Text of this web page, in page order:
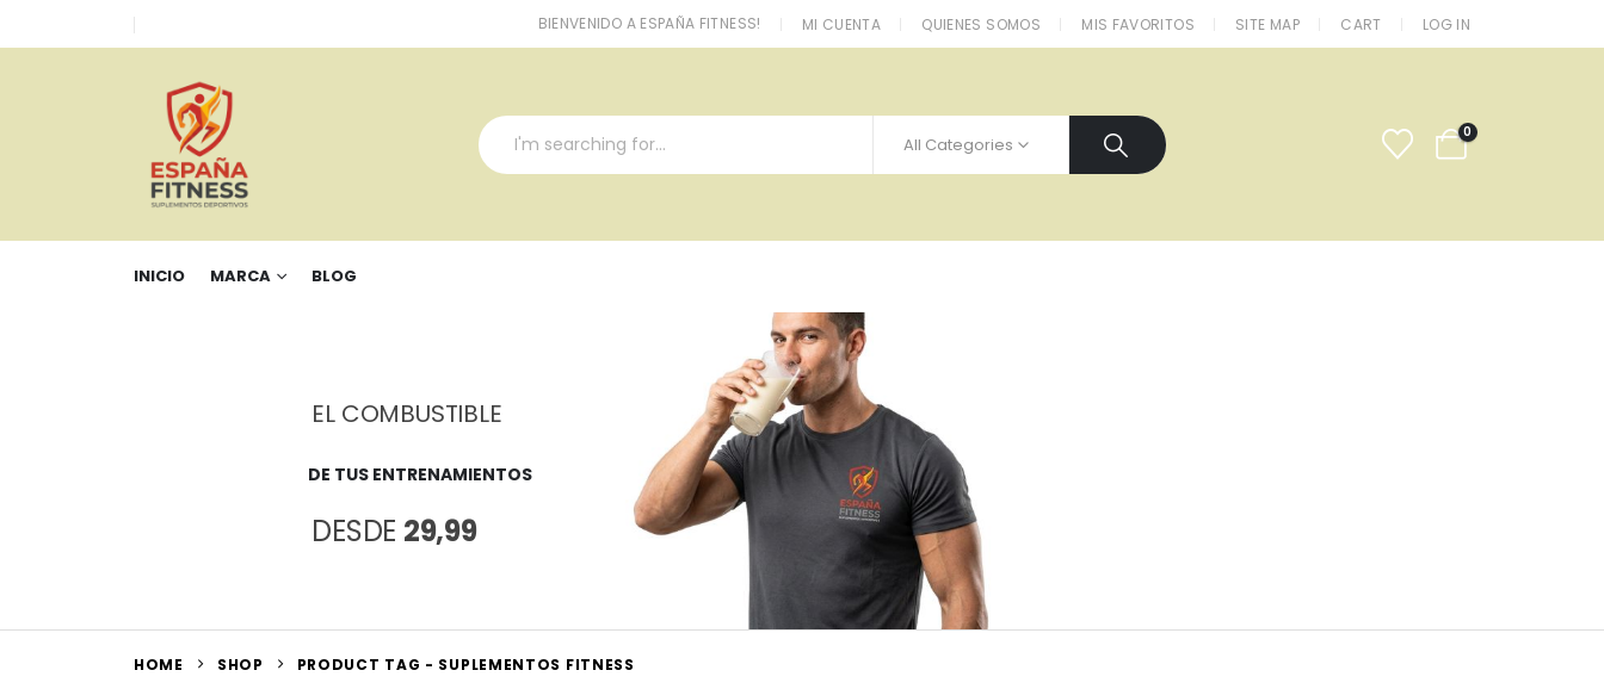
BIENVENIDO A ESPAÑA FITNESS! MI CUENTA QUIENES SOMOS MIS FAVORITOS SITE MAP CART LOG IN
All Categories
0
INICIO MARCA BLOG
EL COMBUSTIBLE
DE TUS ENTRENAMIENTOS
DESDE 29,99
HOME SHOP PRODUCT TAG - SUPLEMENTOS FITNESS